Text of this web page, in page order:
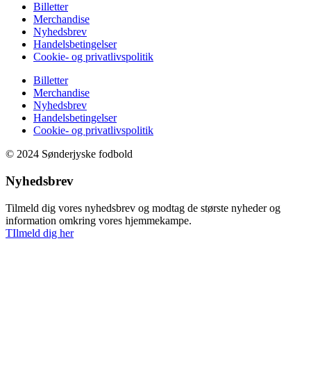
Billetter
Merchandise
Nyhedsbrev
Handelsbetingelser
Cookie- og privatlivspolitik
Billetter
Merchandise
Nyhedsbrev
Handelsbetingelser
Cookie- og privatlivspolitik
© 2024 Sønderjyske fodbold
Nyhedsbrev
Tilmeld dig vores nyhedsbrev og modtag de største nyheder og
information omkring vores hjemmekampe.
TIlmeld dig her